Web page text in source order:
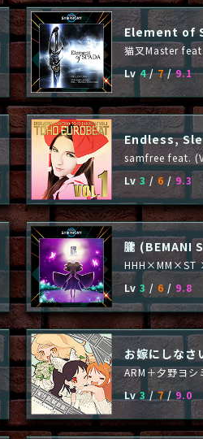
Element of
猫叉Master
Lv 4/7/9.1
Endless,
samfree feat.
Lv 3 / 6 / 9.3
朧 (BEMANI
HHH×MM×ST
Lv 3 / 6 / 9.8
お嫁にしなさ
ARM＋夕野ヨシ
Lv3 /7/9.0